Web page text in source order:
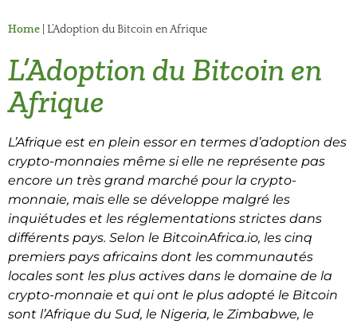
Home L’Adoption du Bitcoin en Afrique
L’Adoption du Bitcoin en
Afrique
L’Afrique est en plein essor en termes d’adoption des
crypto-monnaies même si elle ne représente pas
encore un très grand marché pour la crypto-
monnaie, mais elle se développe malgré les
inquiétudes et les réglementations strictes dans
différents pays. Selon le BitcoinAfrica.io, les cinq
premiers pays africains dont les communautés
locales sont les plus actives dans le domaine de la
crypto-monnaie et qui ont le plus adopté le Bitcoin
sont l’Afrique du Sud, le Nigeria, le Zimbabwe, le